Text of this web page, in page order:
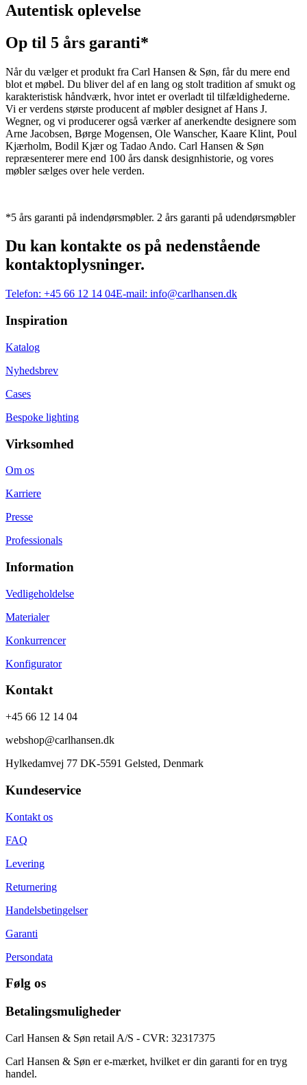
Autentisk oplevelse
Op til 5 års garanti*
Når du vælger et produkt fra Carl Hansen & Søn, får du mere end
blot et møbel. Du bliver del af en lang og stolt tradition af smukt og
karakteristisk håndværk, hvor intet er overladt til tilfældighederne.
Vi er verdens største producent af møbler designet af Hans J.
Wegner, og vi producerer også værker af anerkendte designere som
Arne Jacobsen, Børge Mogensen, Ole Wanscher, Kaare Klint, Poul
Kjærholm, Bodil Kjær og Tadao Ando. Carl Hansen & Søn
repræsenterer mere end 100 års dansk designhistorie, og vores
møbler sælges over hele verden.
*5 års garanti på indendørsmøbler. 2 års garanti på udendørsmøbler
Du kan kontakte os på nedenstående
kontaktoplysninger.
Telefon: +45 66 12 14 04E-mail: info@carlhansen.dk
Inspiration
Katalog
Nyhedsbrev
Cases
Bespoke lighting
Virksomhed
Om os
Karriere
Presse
Professionals
Information
Vedligeholdelse
Materialer
Konkurrencer
Konfigurator
Kontakt
+45 66 12 14 04
webshop@carlhansen.dk
Hylkedamvej 77 DK-5591 Gelsted, Denmark
Kundeservice
Kontakt os
FAQ
Levering
Returnering
Handelsbetingelser
Garanti
Persondata
Følg os
Betalingsmuligheder
Carl Hansen & Søn retail A/S - CVR: 32317375
Carl Hansen & Søn er e-mærket, hvilket er din garanti for en tryg
handel.